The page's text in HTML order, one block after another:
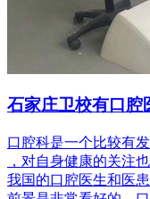
石家庄卫校有口腔
口腔科是一个比较有
，对自身健康的关注
我国的口腔医生和医